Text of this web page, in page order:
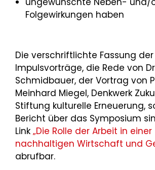
Folgewirkungen haben
Die verschriftlichte Fassung der
Impulsvorträge, die Rede von
Schmidbauer, der Vortrag von
Meinhard Miegel, Denkwerk
Stiftung kulturelle Erneuerung,
Bericht über das Symposium
Link „Die Rolle der Arbeit in einer
nachhaltigen Wirtschaft und
abrufbar.